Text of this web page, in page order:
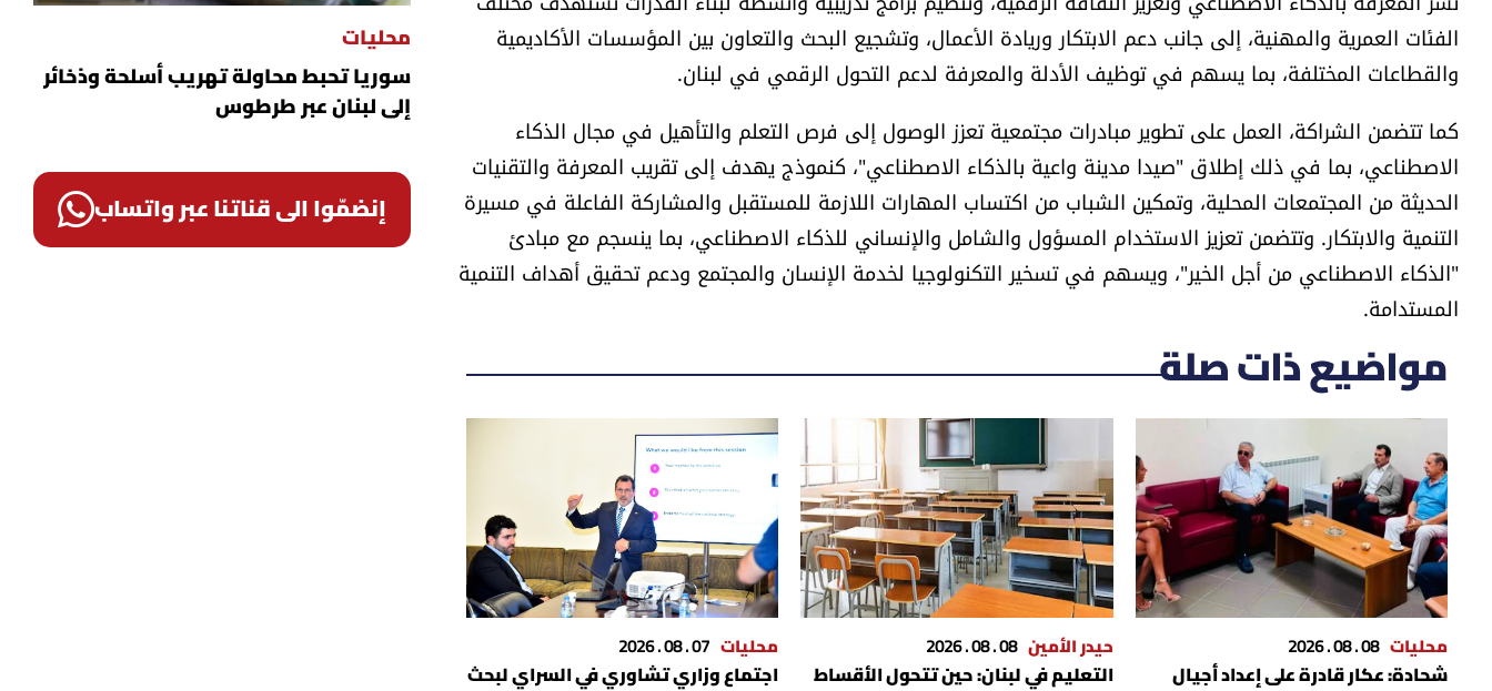
الفئات العمرية والمهنية، إلى جانب دعم الابتكار وريادة الأعمال، وتشجيع البحث والتعاون بين المؤسسات الأكاديمية
والقطاعات المختلفة، بما يسهم في توظيف الأدلة والمعرفة لدعم التحول الرقمي في لبنان.
كما تتضمن الشراكة، العمل على تطوير مبادرات مجتمعية تعزز الوصول إلى فرص التعلم والتأهيل في مجال الذكاء
الاصطناعي، بما في ذلك إطلاق "صيدا مدينة واعية بالذكاء الاصطناعي"، كنموذج يهدف إلى تقريب المعرفة والتقنيات
الحديثة من المجتمعات المحلية، وتمكين الشباب من اكتساب المهارات اللازمة للمستقبل والمشاركة الفاعلة في مسيرة
التنمية والابتكار. وتتضمن تعزيز الاستخدام المسؤول والشامل والإنساني للذكاء الاصطناعي، بما ينسجم مع مبادئ
"الذكاء الاصطناعي من أجل الخير"، ويسهم في تسخير التكنولوجيا لخدمة الإنسان والمجتمع ودعم تحقيق أهداف التنمية
المستدامة.
مواضيع ذات صلة
محليات 08 . 08 . 2026
شحادة: عكار قادرة على إعداد أجيال
حيدر الأمين 08 . 08 . 2026
التعليم في لبنان: حين تتحول الأقساط
محليات 07 . 08 . 2026
اجتماع وزاري تشاوري في السراي لبحث
محليات
سوريا تحبط محاولة تهريب أسلحة وذخائر
إلى لبنان عبر طرطوس
إنضمّوا الى قناتنا عبر واتساب